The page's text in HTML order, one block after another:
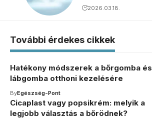
2026.03.18.
További érdekes cikkek
Hatékony módszerek a bőrgomba és
lábgomba otthoni kezelésére
ByEgészség-Pont
Cicaplast vagy popsikrém: melyik a
legjobb választás a bőrödnek?